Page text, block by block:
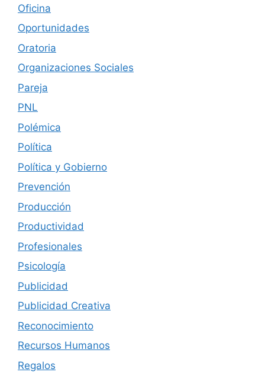
Oficina
Oportunidades
Oratoria
Organizaciones Sociales
Pareja
PNL
Polémica
Política
Política y Gobierno
Prevención
Producción
Productividad
Profesionales
Psicología
Publicidad
Publicidad Creativa
Reconocimiento
Recursos Humanos
Regalos